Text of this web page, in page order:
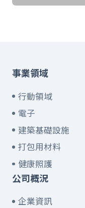
事業領域
行動領域
電子
建築基礎設施
打包用材料
健康照護
公司概況
企業資訊